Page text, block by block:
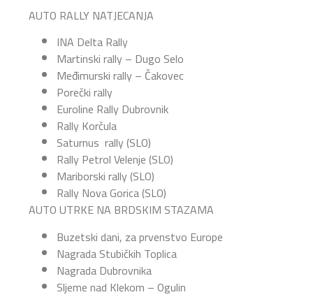
AUTO RALLY NATJECANJA
INA Delta Rally
Martinski rally – Dugo Selo
Međimurski rally – Čakovec
Porečki rally
Euroline Rally Dubrovnik
Rally Korčula
Saturnus rally (SLO)
Rally Petrol Velenje (SLO)
Mariborski rally (SLO)
Rally Nova Gorica (SLO)
AUTO UTRKE NA BRDSKIM STAZAMA
Buzetski dani, za prvenstvo Europe
Nagrada Stubičkih Toplica
Nagrada Dubrovnika
Sljeme nad Klekom – Ogulin